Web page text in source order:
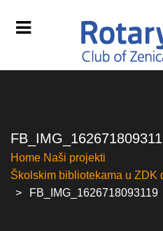
Home Naši projekti
Školskim bibliotekama u ZDK
FB_IMG_1626718093119